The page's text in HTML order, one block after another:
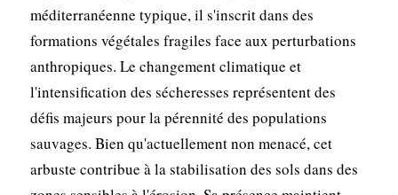
méditerranéenne typique, il s'inscrit dans des
formations végétales fragiles face aux perturbations
anthropiques. Le changement climatique et
l'intensification des sécheresses représentent des
défis majeurs pour la pérennité des populations
sauvages. Bien qu'actuellement non menacé, cet
arbuste contribue à la stabilisation des sols dans des